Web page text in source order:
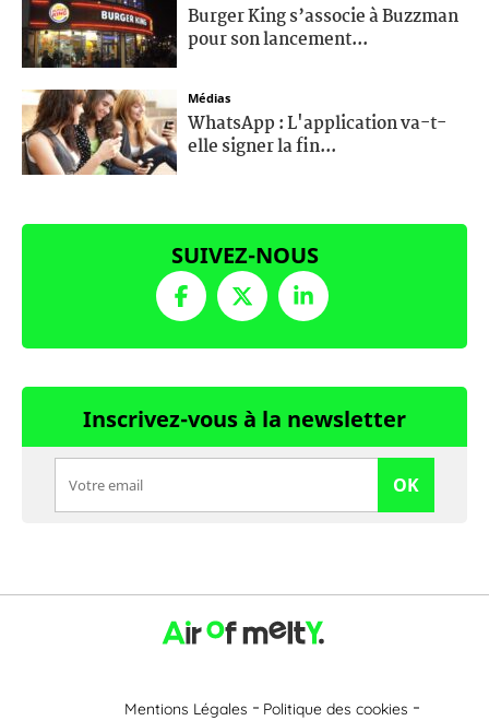
Burger King s’associe à Buzzman
pour son lancement...
Médias
WhatsApp : L'application va-t-
elle signer la fin...
SUIVEZ-NOUS
Inscrivez-vous à la newsletter
OK
Mentions Légales Politique des cookies